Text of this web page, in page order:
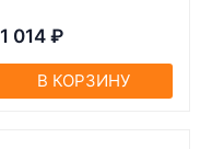
1 014 ₽
В КОРЗИНУ